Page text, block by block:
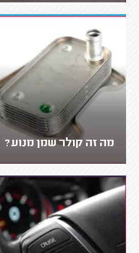
מה זה קולר שמן מנוע?